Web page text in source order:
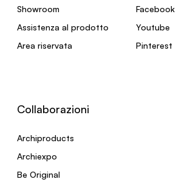
Showroom
Assistenza al prodotto
Area riservata
Facebook
Youtube
Pinterest
Collaborazioni
Archiproducts
Archiexpo
Be Original